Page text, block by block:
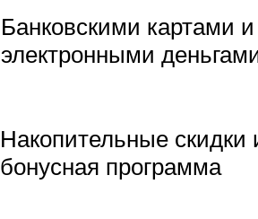
Банковскими картами и
электронными
Накопительные скидки
бонусная программа